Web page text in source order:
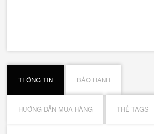
THÔNG TIN BẢO HÀNH
HƯỚNG DẪN MUA HÀNG THẺ TAGS